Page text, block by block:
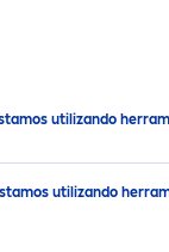
utilizando
utilizando